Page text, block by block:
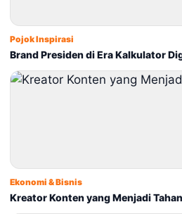
Pojok Inspirasi
Brand Presiden di Era Kalkulator
Ekonomi & Bisnis
Kreator Konten yang Menjadi